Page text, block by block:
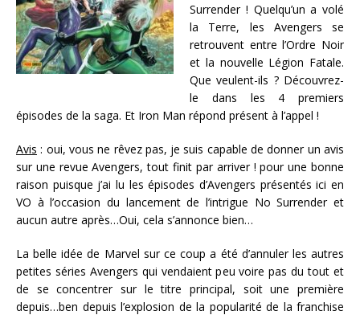
Surrender ! Quelqu’un a volé
la Terre, les Avengers se
retrouvent entre l’Ordre Noir
et la nouvelle Légion Fatale.
Que veulent-ils ? Découvrez-
le dans les 4 premiers
épisodes de la saga. Et Iron Man répond présent à l’appel !
Avis : oui, vous ne rêvez pas, je suis capable de donner un avis
sur une revue Avengers, tout finit par arriver ! pour une bonne
raison puisque j’ai lu les épisodes d’Avengers présentés ici en
VO à l’occasion du lancement de l’intrigue No Surrender et
aucun autre après…Oui, cela s’annonce bien…
La belle idée de Marvel sur ce coup a été d’annuler les autres
petites séries Avengers qui vendaient peu voire pas du tout et
de se concentrer sur le titre principal, soit une première
depuis…ben depuis l’explosion de la popularité de la franchise